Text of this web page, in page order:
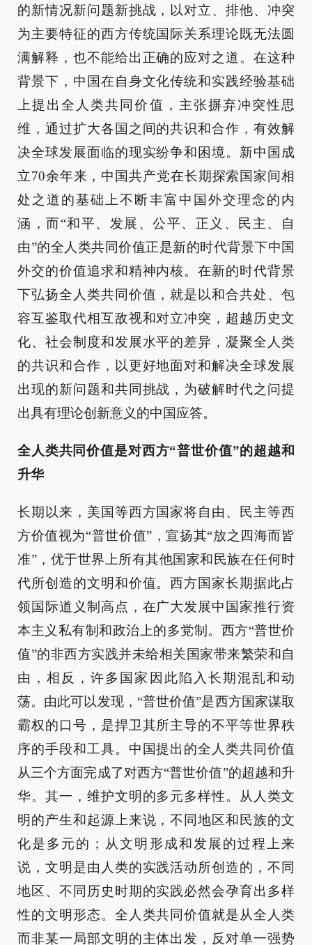
的新情况新问题新挑战，以对立、排他、冲突
为主要特征的西方传统国际关系理论既无法圆
满解释，也不能给出正确的应对之道。在这种
背景下，中国在自身文化传统和实践经验基础
上提出全人类共同价值，主张摒弃冲突性思
维，通过扩大各国之间的共识和合作，有效解
决全球发展面临的现实纷争和困境。新中国成
立70余年来，中国共产党在长期探索国家间相
处之道的基础上不断丰富中国外交理念的内
涵，而“和平、发展、公平、正义、民主、自
由”的全人类共同价值正是新的时代背景下中国
外交的价值追求和精神内核。在新的时代背景
下弘扬全人类共同价值，就是以和合共处、包
容互鉴取代相互敌视和对立冲突，超越历史文
化、社会制度和发展水平的差异，凝聚全人类
的共识和合作，以更好地面对和解决全球发展
出现的新问题和共同挑战，为破解时代之问提
出具有理论创新意义的中国应答。
全人类共同价值是对西方“普世价值”的超越和
升华
长期以来，美国等西方国家将自由、民主等西
方价值视为“普世价值”，宣扬其“放之四海而皆
准”，优于世界上所有其他国家和民族在任何时
代所创造的文明和价值。西方国家长期据此占
领国际道义制高点，在广大发展中国家推行资
本主义私有制和政治上的多党制。西方“普世价
值”的非西方实践并未给相关国家带来繁荣和自
由，相反，许多国家因此陷入长期混乱和动
荡。由此可以发现，“普世价值”是西方国家谋取
霸权的口号，是捍卫其所主导的不平等世界秩
序的手段和工具。中国提出的全人类共同价值
从三个方面完成了对西方“普世价值”的超越和升
华。其一，维护文明的多元多样性。从人类文
明的产生和起源上来说，不同地区和民族的文
化是多元的；从文明形成和发展的过程上来
说，文明是由人类的实践活动所创造的，不同
地区、不同历史时期的实践必然会孕育出多样
性的文明形态。全人类共同价值就是从全人类
而非某一局部文明的主体出发，反对单一强势